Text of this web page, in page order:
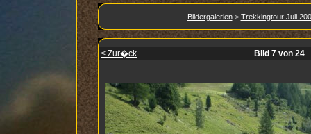
Bildergalerien> Trekkingtour Juli
< Zur�ck Bild 7 von 24